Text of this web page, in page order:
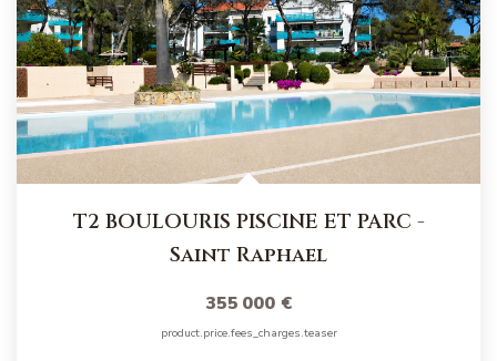
T2 BOULOURIS PISCINE ET PARC -
Saint Raphael
355 000 €
product.price.fees_charges.teaser